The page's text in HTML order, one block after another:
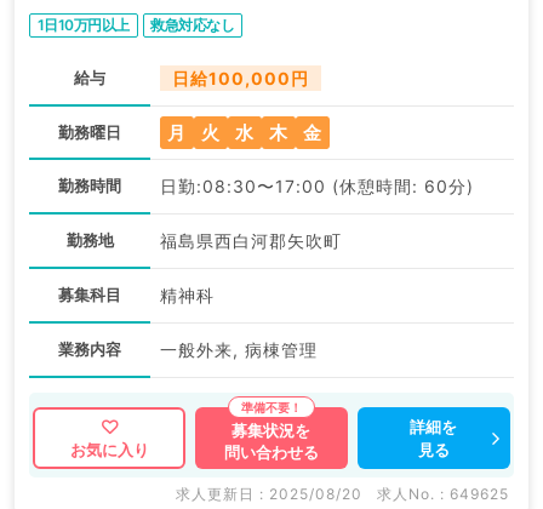
1日10万円以上 救急対応なし
給与 日給100,000円
勤務曜日 月 火 水 木 金
勤務時間 日勤:08:30〜17:00 (休憩時間: 60分)
勤務地 福島県西白河郡矢吹町
募集科目 精神科
業務内容 一般外来, 病棟管理
お気に入り
募集状況を
問い合わせる
詳細を
見る
求人更新日 : 2025/08/20 求人No. : 649625